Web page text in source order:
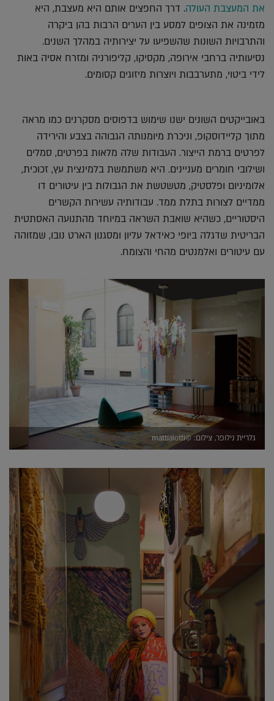
את המעצבת העולה. דרך החפצים אותם היא מעצבת, היא
מזמינה את הצופים למסע בין הערים הרבות בהן ביקרה
והתרבויות השונות שהשפיעו על יצירותיה במהלך השנים.
נסיעותיה ברחבי אירופה, מקסיקו, קליפורניה ומזרח אסיה באות
לידי ביטוי, מתערבבות ויוצרות מיזוגים קסומים.
באובייקטים השונים ישנו שימוש בדפוסים מסקרנים כמו מראה
מתוך קליידוסקופ, וניכרת מיומנותה הגבוהה בצבע והירידה
לפרטים ברמת הייצור. העבודות שלה מלאות בפרטים, סמלים
ושילובי חומרים מעניינים. היא משתמשת בלמינצית עץ, זכוכית,
אלומיניום ופלסטיק, מטשטשת את הגבולות בין עיטורים דו
ממדיים לצורות בתלת ממד. עבודותיה עשירות הקשרים
היסטוריים, כשהיא שואבת השראה במיוחד מהתנועה האסתטית
הבריטית שדגלה ביופי כאידאל עליון ומסגנון הארט נובו, שמזוהה
עם עיטורים ואלמנטים מהחי והצומח.
גלריית נילופר, צילום: ©mattiaiotti